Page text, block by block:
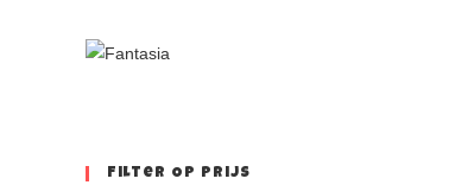
Filter Op Prijs